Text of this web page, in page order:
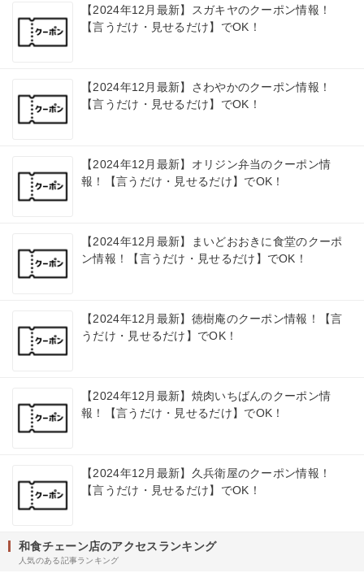
【2024年12月最新】スガキヤのクーポン情報！
【言うだけ・見せるだけ】でOK！
【2024年12月最新】さわやかのクーポン情報！
【言うだけ・見せるだけ】でOK！
【2024年12月最新】オリジン弁当のクーポン情
報！【言うだけ・見せるだけ】でOK！
【2024年12月最新】まいどおおきに食堂のクーポ
ン情報！【言うだけ・見せるだけ】でOK！
【2024年12月最新】徳樹庵のクーポン情報！【言
うだけ・見せるだけ】でOK！
【2024年12月最新】焼肉いちばんのクーポン情
報！【言うだけ・見せるだけ】でOK！
【2024年12月最新】久兵衛屋のクーポン情報！
【言うだけ・見せるだけ】でOK！
和食チェーン店のアクセスランキング
人気のある記事ランキング